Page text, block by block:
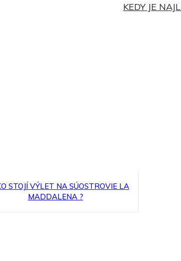
KEDY JE
STOJÍ VÝLET NA SÚOSTROVIE LA
MADDALENA ?